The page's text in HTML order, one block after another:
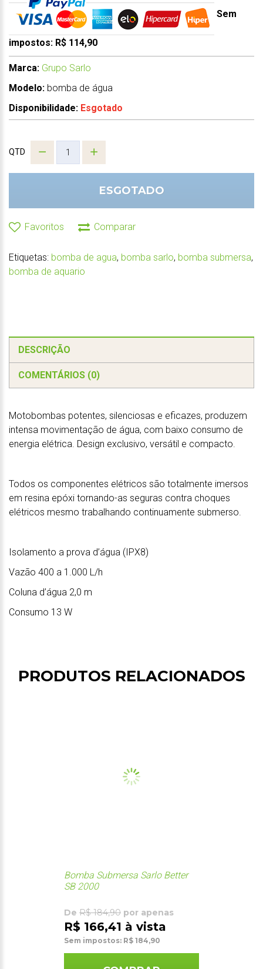
Sem
impostos: R$ 114,90
Marca: Grupo Sarlo
Modelo: bomba de água
Disponibilidade: Esgotado
QTD
ESGOTADO
Favoritos Comparar
Etiquetas: bomba de agua, bomba sarlo, bomba submersa,
bomba de aquario
DESCRIÇÃO
COMENTÁRIOS (0)
Motobombas potentes, silenciosas e eficazes, produzem
intensa movimentação de água, com baixo consumo de
energia elétrica. Design exclusivo, versátil e compacto.
Todos os componentes elétricos são totalmente imersos
em resina epóxi tornando-as seguras contra choques
elétricos mesmo trabalhando continuamente submerso.
Isolamento a prova d’água (IPX8)
Vazão 400 a 1.000 L/h
Coluna d’água 2,0 m
Consumo 13 W
PRODUTOS RELACIONADOS
Bomba Submersa Sarlo Better
SB 2000
De R$ 184,90 por apenas
R$ 166,41 à vista
Sem impostos: R$ 184,90